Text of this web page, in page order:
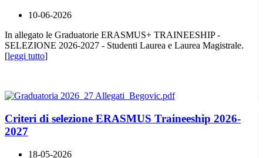
10-06-2026
In allegato le Graduatorie ERASMUS+ TRAINEESHIP -
SELEZIONE 2026-2027 - Studenti Laurea e Laurea Magistrale.
[leggi tutto]
Criteri di selezione ERASMUS Traineeship 2026-
2027
18-05-2026